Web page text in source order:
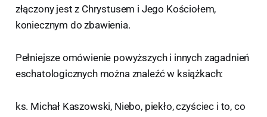
złączony jest z Chrystusem i Jego Kościołem,
koniecznym do zbawienia.
Pełniejsze omówienie powyższych i innych zagadnień
eschatologicznych można znaleźć w książkach:
ks. Michał Kaszowski, Niebo, piekło, czyściec i to, co